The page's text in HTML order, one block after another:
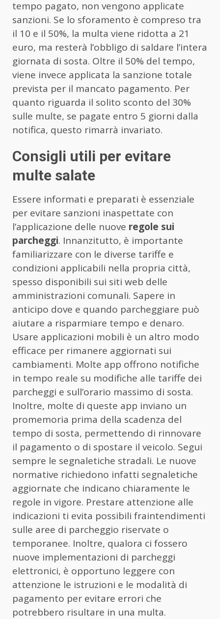
tempo pagato, non vengono applicate
sanzioni. Se lo sforamento è compreso tra
il 10 e il 50%, la multa viene ridotta a 21
euro, ma resterà l’obbligo di saldare l’intera
giornata di sosta. Oltre il 50% del tempo,
viene invece applicata la sanzione totale
prevista per il mancato pagamento. Per
quanto riguarda il solito sconto del 30%
sulle multe, se pagate entro 5 giorni dalla
notifica, questo rimarrà invariato.
Consigli utili per evitare
multe salate
Essere informati e preparati è essenziale
per evitare sanzioni inaspettate con
l’applicazione delle nuove regole sui
parcheggi. Innanzitutto, è importante
familiarizzare con le diverse tariffe e
condizioni applicabili nella propria città,
spesso disponibili sui siti web delle
amministrazioni comunali. Sapere in
anticipo dove e quando parcheggiare può
aiutare a risparmiare tempo e denaro.
Usare applicazioni mobili è un altro modo
efficace per rimanere aggiornati sui
cambiamenti. Molte app offrono notifiche
in tempo reale su modifiche alle tariffe dei
parcheggi e sull’orario massimo di sosta.
Inoltre, molte di queste app inviano un
promemoria prima della scadenza del
tempo di sosta, permettendo di rinnovare
il pagamento o di spostare il veicolo. Segui
sempre le segnaletiche stradali. Le nuove
normative richiedono infatti segnaletiche
aggiornate che indicano chiaramente le
regole in vigore. Prestare attenzione alle
indicazioni ti evita possibili fraintendimenti
sulle aree di parcheggio riservate o
temporanee. Inoltre, qualora ci fossero
nuove implementazioni di parcheggi
elettronici, è opportuno leggere con
attenzione le istruzioni e le modalità di
pagamento per evitare errori che
potrebbero risultare in una multa.